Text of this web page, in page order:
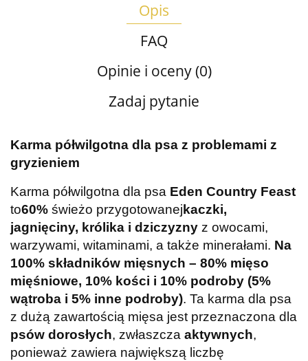
Opis
FAQ
Opinie i oceny (0)
Zadaj pytanie
Karma półwilgotna dla psa z problemami z
gryzieniem
Karma półwilgotna dla psa Eden Country Feast
to60% świeżo przygotowanej kaczki,
jagnięciny, królika i dziczyzny z owocami,
warzywami, witaminami, a także minerałami. Na
100% składników mięsnych – 80% mięso
mięśniowe, 10% kości i 10% podroby (5%
wątroba i 5% inne podroby). Ta karma dla psa
z dużą zawartością mięsa jest przeznaczona dla
psów dorosłych, zwłaszcza aktywnych,
ponieważ zawiera największą liczbę